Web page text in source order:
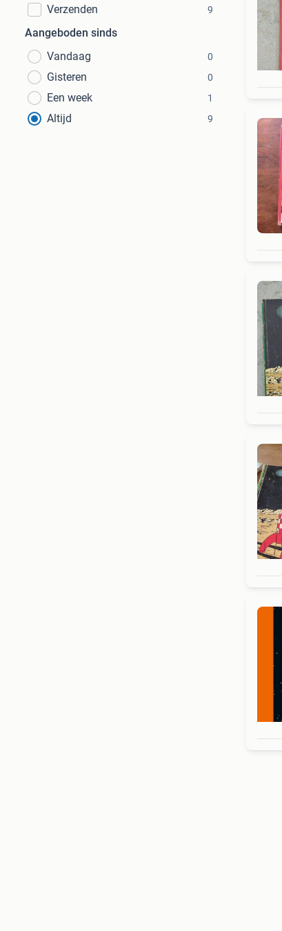
Verzenden 9
Aangeboden sinds
Vandaag
0
Gisteren 0
Een week 1
Altijd 9